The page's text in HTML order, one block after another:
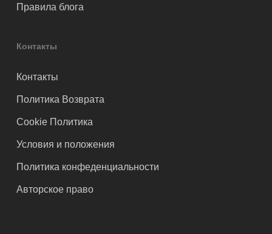
Правила блога
Контакты
Контакты
Политика Возврата
Cookie Политика
Условия и положения
Политика конфеденциальности
Авторское право